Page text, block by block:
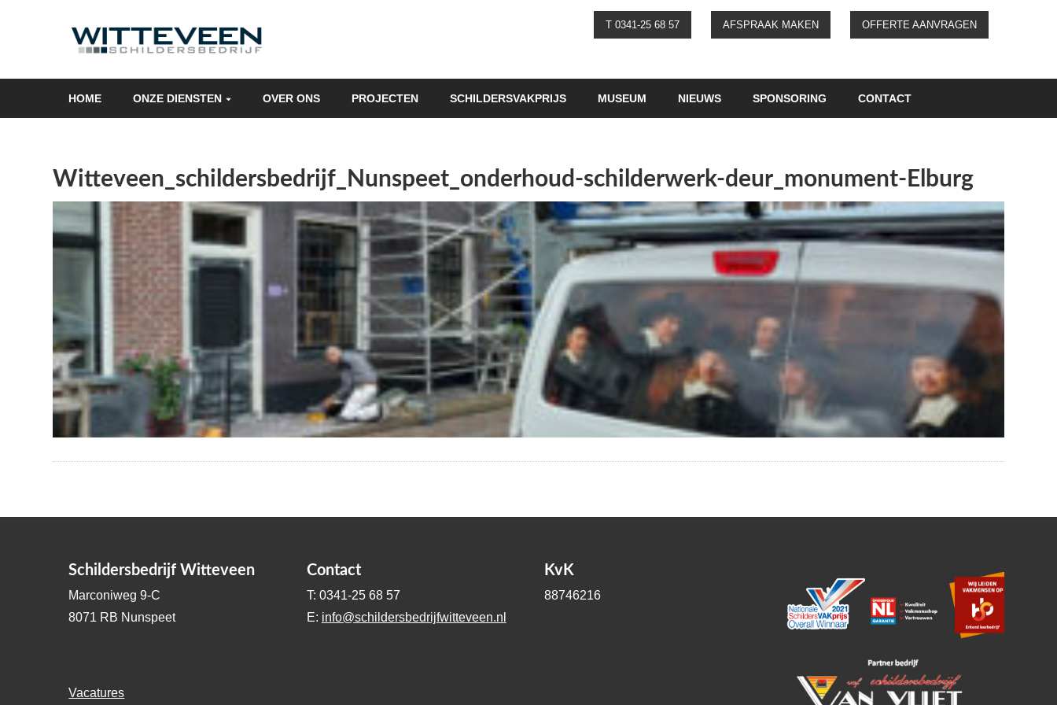
HOME ONZE DIENSTEN OVER ONS PROJECTEN SCHILDERSVAKPRIJS MUSEUM NIEUWS SPONSORING CONTACT
T 0341-25 68 57 AFSPRAAK MAKEN OFFERTE AANVRAGEN
Witteveen_schildersbedrijf_Nunspeet_onderhoud-schilderwerk-deur_monument-Elburg
Schildersbedrijf Witteveen
Marconiweg 9-C
8071 RB Nunspeet
Vacatures
Contact
T: 0341-25 68 57
E: info@schildersbedrijfwitteveen.nl
KvK
88746216